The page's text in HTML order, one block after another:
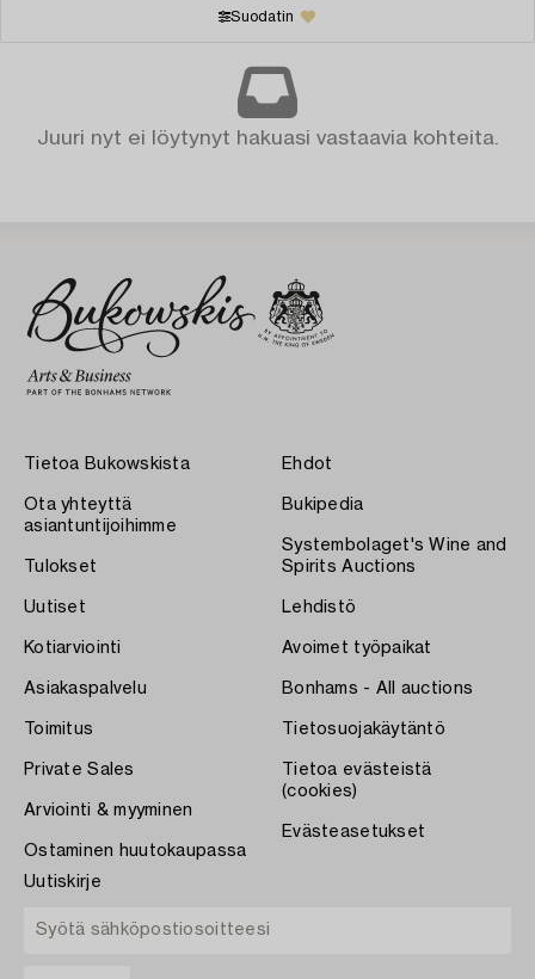
Suodatin
Juuri nyt ei löytynyt hakuasi vastaavia kohteita.
Tietoa Bukowskista
Ota yhteyttä
asiantuntijoihimme
Tulokset
Uutiset
Kotiarviointi
Asiakaspalvelu
Toimitus
Private Sales
Arviointi & myyminen
Ostaminen huutokaupassa
Ehdot
Bukipedia
Systembolaget's Wine and
Spirits Auctions
Lehdistö
Avoimet työpaikat
Bonhams - All auctions
Tietosuojakäytäntö
Tietoa evästeistä
(cookies)
Evästeasetukset
Uutiskirje